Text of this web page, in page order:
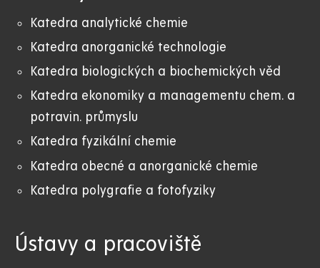
Katedra analytické chemie
Katedra anorganické technologie
Katedra biologických a biochemických věd
Katedra ekonomiky a managementu chem. a
potravin. průmyslu
Katedra fyzikální chemie
Katedra obecné a anorganické chemie
Katedra polygrafie a fotofyziky
Ústavy a pracoviště